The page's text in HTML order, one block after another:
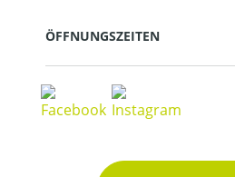
ÖFFNUNGSZEITEN